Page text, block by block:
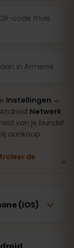
code thuis
in Armenië
Instellingen →
Netwerk
van je bundel
aankoop.
de
(iOS)